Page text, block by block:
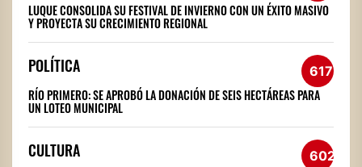
LUQUE CONSOLIDA SU FESTIVAL DE INVIERNO CON UN ÉXITO MASIVO
Y PROYECTA SU CRECIMIENTO REGIONAL
POLÍTICA 617
RÍO PRIMERO: SE APROBÓ LA DONACIÓN DE SEIS HECTÁREAS PARA
UN LOTEO MUNICIPAL
CULTURA 602